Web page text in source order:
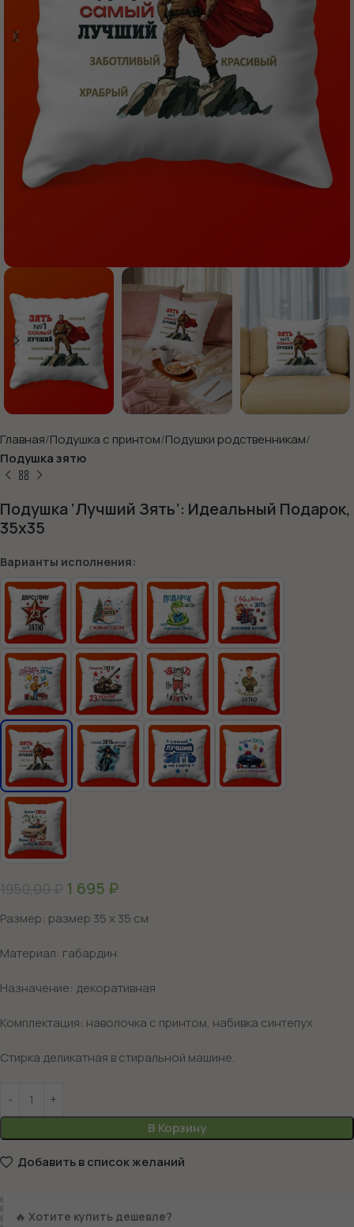
Главная Подушка с принтом Подушки родственникам
Подушка зятю
Подушка ‘Лучший Зять’: Идеальный Подарок,
35х35
Варианты исполнения:
1950,00₽ 1 695 ₽
Размер: размер 35 х 35 см
Материал: габардин
Назначение: декоративная
Комплектация: наволочка с принтом, набивка синтепух
Стирка деликатная в стиральной машине.
В Корзину
Добавить в список желаний
🔥 Хотите купить дешевле?